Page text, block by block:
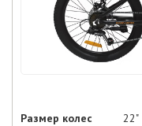
Размер колес 22"